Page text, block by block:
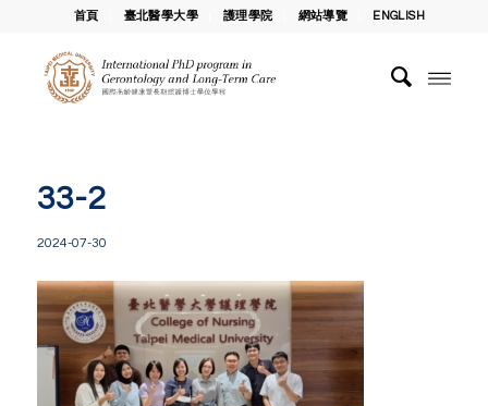
首頁 臺北醫學大學 護理學院 網站導覽 ENGLISH
33-2
2024-07-30